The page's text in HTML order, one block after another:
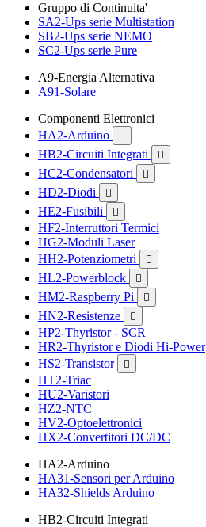
Gruppo di Continuita'
SA2-Ups serie Multistation
SB2-Ups serie NEMO
SC2-Ups serie Pure
A9-Energia Alternativa
A91-Solare
Componenti Elettronici
HA2-Arduino

HB2-Circuiti Integrati 
HC2-Condensatori 
HD2-Diodi 
HE2-Fusibili 
HF2-Interruttori Termici
HG2-Moduli Laser
HH2-Potenziometri

HL2-Powerblock 
HM2-Raspberry Pi 
HN2-Resistenze 
HP2-Thyristor - SCR
HR2-Thyristor e Diodi Hi-Power
HS2-Transistor

HT2-Triac
HU2-Varistori
HZ2-NTC
HV2-Optoelettronici
HX2-Convertitori DC/DC
HA2-Arduino
HA31-Sensori per Arduino
HA32-Shields Arduino
HB2-Circuiti Integrati